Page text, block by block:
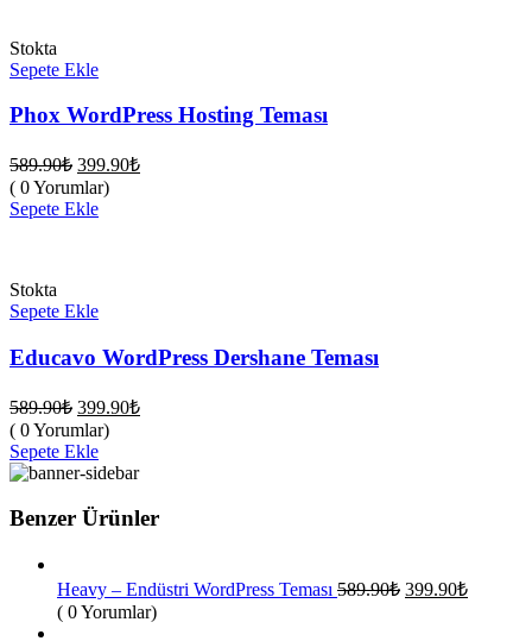
Stokta
Sepete Ekle
Phox WordPress Hosting Teması
589.90₺ Orijinal
fiyat:
589.90₺.
399.90₺Şu
( 0 Yorumlar)
Sepete Ekle
Stokta
Sepete Ekle
Educavo WordPress Dershane Teması
589.90₺ Orijinal
fiyat:
589.90₺.
399.90₺Şu
399.90₺.
( 0 Yorumlar)
Sepete Ekle
Benzer Ürünler
Heavy – Endüstri WordPress Teması 589.90₺ Orijinal
399.90₺Şu
( 0 Yorumlar)